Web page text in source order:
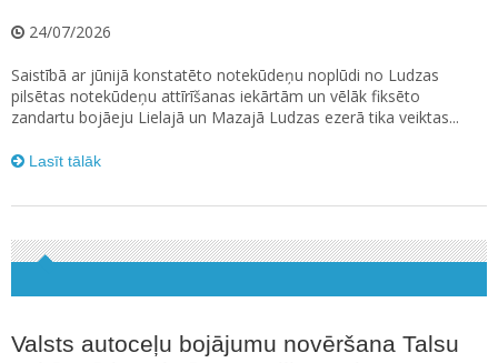
24/07/2026
Saistībā ar jūnijā konstatēto notekūdeņu noplūdi no Ludzas
pilsētas notekūdeņu attīrīšanas iekārtām un vēlāk fiksēto
zandartu bojāeju Lielajā un Mazajā Ludzas ezerā tika veiktas...
Lasīt tālāk
Valsts autoceļu bojājumu novēršana Talsu